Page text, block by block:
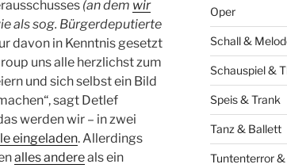
(an dem wir
als sog. Bürgerdeputierte
davon in Kenntnis gesetzt
uns alle herzlichst zum
und sich selbst ein Bild
sagt Detlef
werden wir – in zwei
eingeladen. Allerdings
alles andereals ein
Oper
Schall &
Schauspiel &
Speis & Trank
Tanz & Ballett
Tuntenterror &